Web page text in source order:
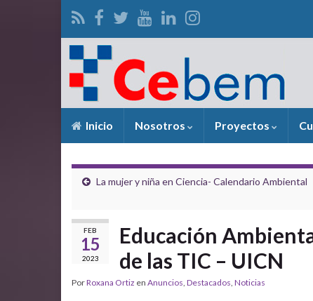
Inicio Nosotros Proyectos
La mujer y niña en Ciencia- Calendario Ambiental
FEB
15
2023
Educación
de las TIC – UICN
PorRoxana Ortiz en Anuncios, Destacados, Noticias